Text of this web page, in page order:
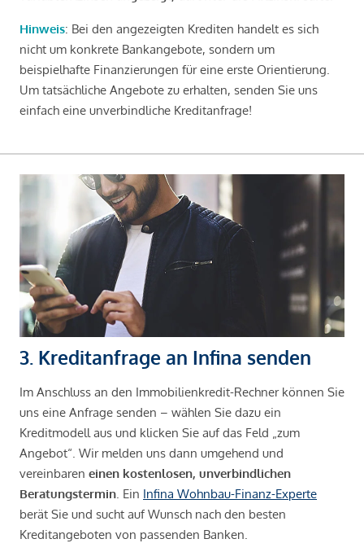
Hinweis: Bei den angezeigten Krediten handelt es sich
nicht um konkrete Bankangebote, sondern um
beispielhafte Finanzierungen für eine erste Orientierung.
Um tatsächliche Angebote zu erhalten, senden Sie uns
einfach eine unverbindliche Kreditanfrage!
3. Kreditanfrage an Infina senden
Im Anschluss an den Immobilienkredit-Rechner können Sie
uns eine Anfrage senden – wählen Sie dazu ein
Kreditmodell aus und klicken Sie auf das Feld „zum
Angebot“. Wir melden uns dann umgehend und
vereinbaren einen kostenlosen, unverbindlichen
Beratungstermin . Ein Infina Wohnbau-Finanz-Experte
berät Sie und sucht auf Wunsch nach den besten
Kreditangeboten von passenden Banken.